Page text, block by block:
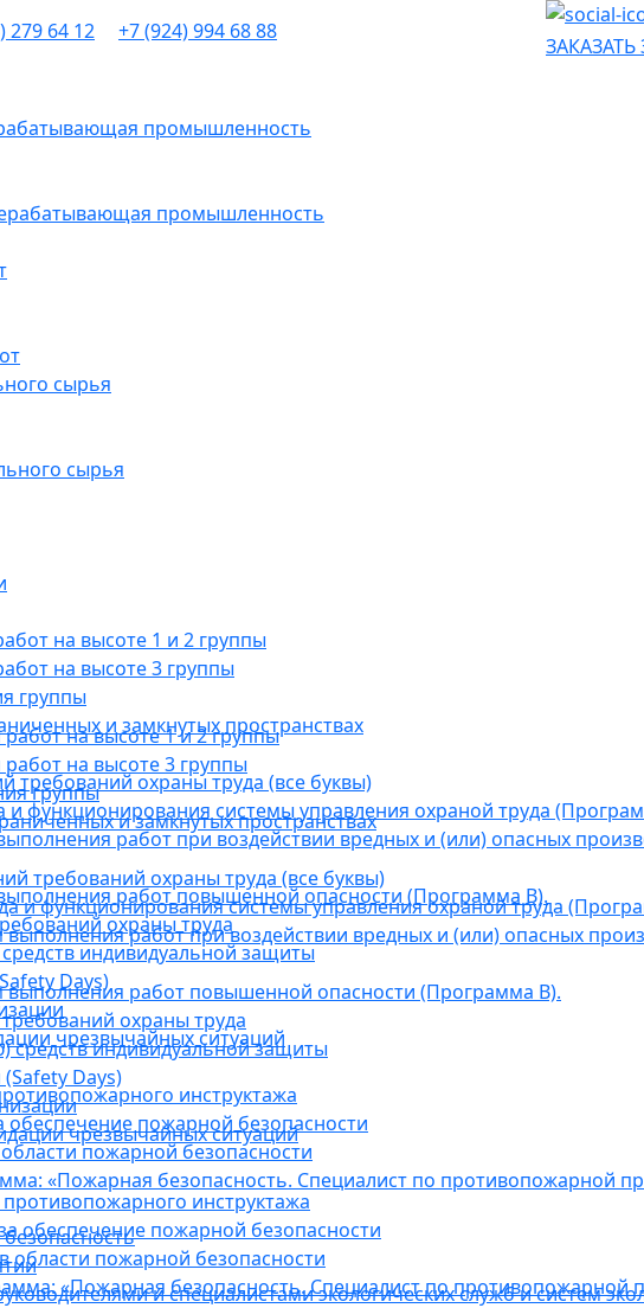
промышленность
сырья
на высоте 1 и 2 группы
на высоте 3 группы
группы
и замкнутых пространствах
требований охраны труда (все буквы)
функционирования системы управления охраной труда
работ при воздействии вредных и (или) опасных
работ повышенной опасности (Программа В).
охраны труда
индивидуальной защиты
Days)
чрезвычайных ситуаций
инструктажа
пожарной безопасности
пожарной безопасности
«Пожарная безопасность. Специалист по противопожарной
и специалистами экологических служб и систем
279 64 12 +7 (924) 994 68 88
промышленность
сырья
на высоте 1 и 2 группы
на высоте 3 группы
группы
и замкнутых пространствах
требований охраны труда (все буквы)
и функционирования системы управления охраной труда
работ при воздействии вредных и (или) опасных
работ повышенной опасности (Программа В).
охраны труда
индивидуальной защиты
Days)
чрезвычайных ситуаций
инструктажа
обеспечение пожарной безопасности
пожарной безопасности
«Пожарная безопасность. Специалист по противопожарной